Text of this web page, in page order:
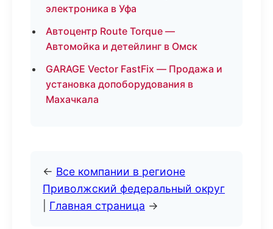
электроника в Уфа
Автоцентр Route Torque —
Автомойка и детейлинг в Омск
GARAGE Vector FastFix — Продажа и
установка допоборудования в
Махачкала
← Все компании в регионе
Приволжский федеральный округ
Главная страница →